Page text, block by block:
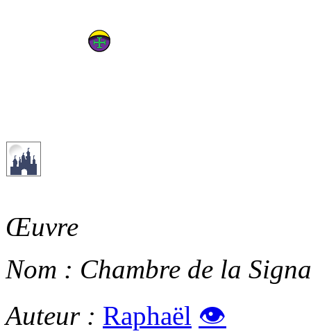
Œuvre
Nom : Chambre de la
Auteur : Raphaël 👁